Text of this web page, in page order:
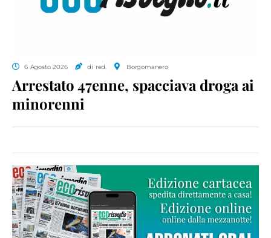
6 Agosto 2026 di red. Borgomanero
Arrestato 47enne, spacciava droga ai
minorenni